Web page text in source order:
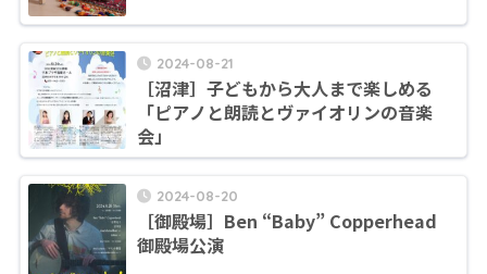
2024-08-21
［沼津］子どもから大人まで楽しめる
「ピアノと朗読とヴァイオリンの音楽
会」
2024-08-20
［御殿場］Ben “Baby” Copperhead
御殿場公演